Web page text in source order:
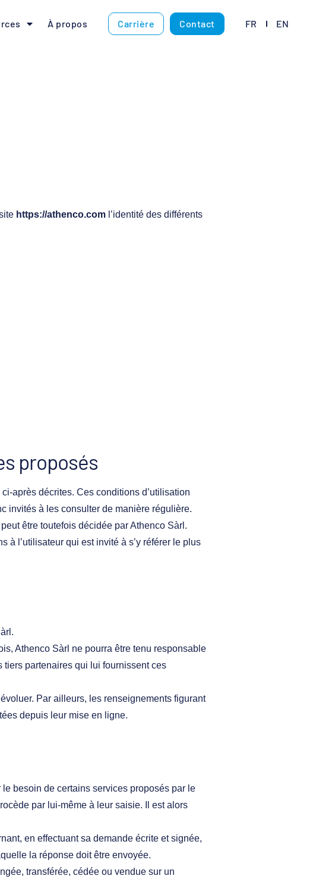
À propos Carrière Contact FR EN
https://athenco.com l’identité des différents
proposés
après décrites. Ces conditions d’utilisation
invités à les consulter de manière régulière.
être toutefois décidée par Athenco Sàrl.
à l’utilisateur qui est invité à s’y référer le plus
Athenco Sàrl ne pourra être tenu responsable
tiers partenaires qui lui fournissent ces
Par ailleurs, les renseignements figurant
depuis leur mise en ligne.
besoin de certains services proposés par le
par lui-même à leur saisie. Il est alors
en effectuant sa demande écrite et signée,
la réponse doit être envoyée.
transférée, cédée ou vendue sur un